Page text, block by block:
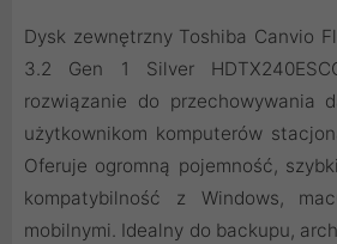
Dysk zewnętrzny Toshiba Canvio
3.2 Gen 1 Silver
rozwiązanie do przechowywania
użytkownikom komputerów
Oferuje ogromną pojemność,
kompatybilność z Windows,
mobilnymi. Idealny do backupu,